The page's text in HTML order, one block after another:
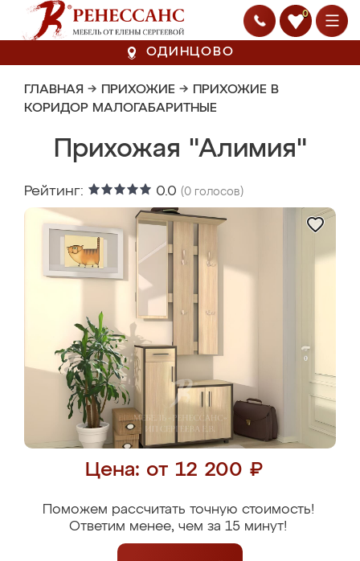
0
ОДИНЦОВО
ГЛАВНАЯ → ПРИХОЖИЕ → ПРИХОЖИЕ В
КОРИДОР МАЛОГАБАРИТНЫЕ
Прихожая "Алимия"
Рейтинг: 0.0 (0 голосов)
Цена: от 12 200 ₽
Поможем рассчитать точную стоимость!
Ответим менее, чем за 15 минут!